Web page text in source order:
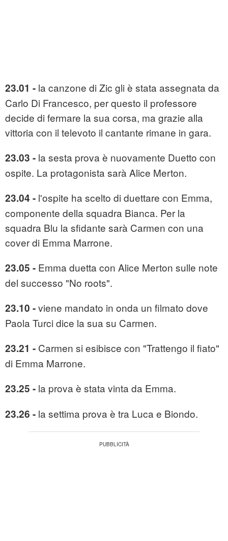
23.01 - la canzone di Zic gli è stata assegnata da
Carlo Di Francesco, per questo il professore
decide di fermare la sua corsa, ma grazie alla
vittoria con il televoto il cantante rimane in gara.
23.03 - la sesta prova è nuovamente Duetto con
ospite. La protagonista sarà Alice Merton.
23.04 - l'ospite ha scelto di duettare con Emma,
componente della squadra Bianca. Per la
squadra Blu la sfidante sarà Carmen con una
cover di Emma Marrone.
23.05 - Emma duetta con Alice Merton sulle note
del successo "No roots".
23.10 -viene mandato in onda un filmato dove
Paola Turci dice la sua su Carmen.
23.21 - Carmen si esibisce con "Trattengo il fiato"
di Emma Marrone.
23.25 - la prova è stata vinta da Emma.
23.26 - la settima prova è tra Luca e Biondo.